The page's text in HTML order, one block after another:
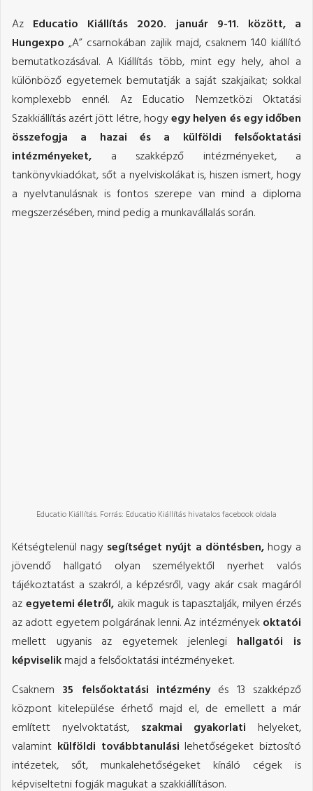
Az Educatio Kiállítás 2020. január 9-11. között, a
Hungexpo „A” csarnokában zajlik majd, csaknem 140 kiállító
bemutatkozásával. A Kiállítás több, mint egy hely, ahol a
különböző egyetemek bemutatják a saját szakjaikat; sokkal
komplexebb ennél. Az Educatio Nemzetközi Oktatási
Szakkiállítás azért jött létre, hogyegy helyen és egy időben
összefogja a hazai és a külföldi felsőoktatási
intézményeket, a szakképző intézményeket, a
tankönyvkiadókat, sőt a nyelviskolákat is, hiszen ismert, hogy
a nyelvtanulásnak is fontos szerepe van mind a diploma
megszerzésében, mind pedig a munkavállalás során.
Educatio Kiállítás. Forrás: Educatio Kiállítás hivatalos facebook oldala
Kétségtelenül nagy segítséget nyújt a döntésben,hogy a
jövendő hallgató olyan személyektől nyerhet valós
tájékoztatást a szakról, a képzésről, vagy akár csak magáról
azegyetemi életről, akik maguk is tapasztalják, milyen érzés
az adott egyetem polgárának lenni. Az intézményekoktatói
mellett ugyanis az egyetemek jelenlegi hallgatói is
képviselikmajd a felsőoktatási intézményeket.
Csaknem 35 felsőoktatási intézményés 13 szakképző
központ kitelepülése érhető majd el, de emellett a már
említett nyelvoktatást, szakmai gyakorlati helyeket,
valamint külföldi továbbtanulási lehetőségeket biztosító
intézetek, sőt, munkalehetőségeket kínáló cégek is
képviseltetni fogják magukat a szakkiállításon.